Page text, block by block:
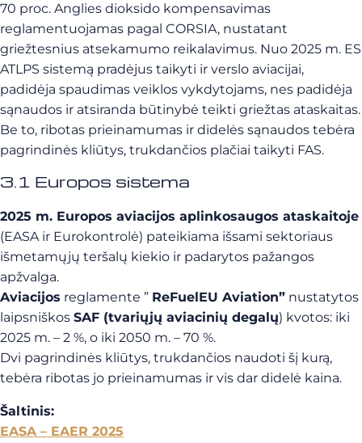
70 proc. Anglies dioksido kompensavimas
reglamentuojamas pagal CORSIA, nustatant
griežtesnius atsekamumo reikalavimus. Nuo 2025 m. ES
ATLPS sistemą pradėjus taikyti ir verslo aviacijai,
padidėja spaudimas veiklos vykdytojams, nes padidėja
sąnaudos ir atsiranda būtinybė teikti griežtas ataskaitas.
Be to, ribotas prieinamumas ir didelės sąnaudos tebėra
pagrindinės kliūtys, trukdančios plačiai taikyti FAS.
3.1 Europos sistema
2025 m. Europos aviacijos aplinkosaugos ataskaitoje
(EASA ir Eurokontrolė) pateikiama išsami sektoriaus
išmetamųjų teršalų kiekio ir padarytos pažangos
apžvalga.
Aviacijos reglamente ” ReFuelEU Aviation” nustatytos
laipsniškos SAF (tvariųjų aviacinių degalų) kvotos: iki
2025 m. – 2 %, o iki 2050 m. – 70 %.
Dvi pagrindinės kliūtys, trukdančios naudoti šį kurą,
tebėra ribotas jo prieinamumas ir vis dar didelė kaina.
Šaltinis:
EASA – EAER 2025